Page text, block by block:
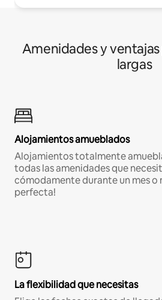
Amenidades y
largas
Alojamientos amueblados
Alojamientos totalmente
todas las amenidades que
cómodamente durante un mes o
perfecta!
La flexibilidad que necesitas